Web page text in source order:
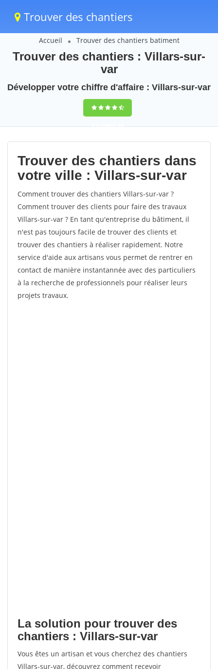
Trouver des chantiers
Accueil Trouver des chantiers batiment
Trouver des chantiers : Villars-sur-
var
Développer votre chiffre d'affaire : Villars-sur-var
9,5(100%)48
votes
Trouver des chantiers dans
votre ville : Villars-sur-var
Comment trouver des chantiers Villars-sur-var ?
Comment trouver des clients pour faire des travaux
Villars-sur-var ? En tant qu'entreprise du bâtiment, il
n'est pas toujours facile de trouver des clients et
trouver des chantiers à réaliser rapidement. Notre
service d'aide aux artisans vous permet de rentrer en
contact de manière instantannée avec des particuliers
à la recherche de professionnels pour réaliser leurs
projets travaux.
La solution pour trouver des
chantiers : Villars-sur-var
Vous êtes un artisan et vous cherchez des chantiers
Villars-sur-var, découvrez comment recevoir